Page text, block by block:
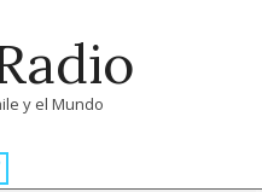
y el Mundo